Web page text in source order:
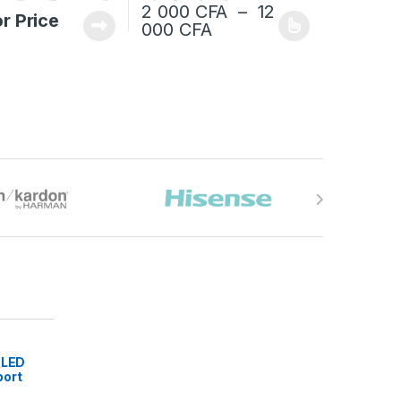
Price 2 000 CFA – 12
000 CFAPlage de prix : 2 000
Ce produit a plusieurs variations. Les